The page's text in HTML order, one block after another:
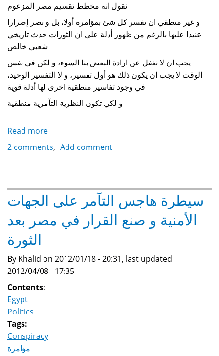
نقول انه مخطط تقسيم مصر المزعوم
و غير منطقي ان نفسر كل شئ بمؤامرة أولا، بل و نصر إصرارا
عنيدا عليها بالرغم من ظهور أدلة على ان الثورات حدث تاريخي
شعبي خالص
يجب ان لا نغفل عن ارادة البعض بنا السوء، و لكن في نفس
الوقت لا يجب ان يكون ذلك هو أول تفسير، و لا التفسير الوحيد،
في وجود تفاسير منطقية اخرى لها أدلة قوية
و لكي تكون النظرية التآمرية منطقية
Read more
عن
2 comments Add comment
سيطرة هاجس التآمر على الجهات
الأمنية و صنع القرار في مصر بعد
الثورة
By Khalid on 2012/01/18 - 20:31, last updated
2012/04/08 - 17:35
Contents:
Egypt
Politics
Tags:
Conspiracy
مؤامرة